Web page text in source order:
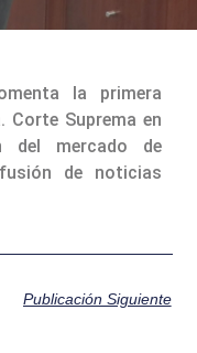
la primera
Corte Suprema en
del mercado de
de noticias
Publicación Siguiente